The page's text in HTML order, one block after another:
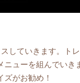
していきます。ト
ューを組んでいき
がお勧め！